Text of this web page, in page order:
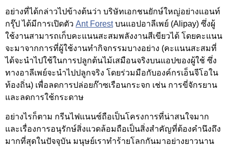
อย่างที่ได้กล่าวไปข้างต้นว่า บริษัทเอกชนยักษ์ใหญ่อย่างแอนท์
กรุ๊ป ได้มีการเปิดตัว Ant Forestบนแอปอาลีเพย์ (Alipay) ซึ่งผู้
ใช้งานสามารถเก็บคะแนนสะสมพลังงานสีเขียวได้ โดยคะแนน
จะมาจากการที่ผู้ใช้งานทำกิจกรรมบางอย่าง (คะแนนสะสมที่
ได้จะนำไปใช้ในการปลูกต้นไม้เสมือนจริงบนแอปของผู้ใช้ ซึ่ง
ทางอาลีเพย์จะนำไปปลูกจริง โดยร่วมมือกับองค์กรเอ็นจีโอใน
ท้องถิ่น) เพื่อลดการปล่อยก๊าซเรือนกระจก เช่น การขี่จักรยาน
และลดการใช้กระดาษ
อย่างไรก็ตาม กรีนไฟแนนซ์ถือเป็นโครงการที่น่าสนใจมาก
และเรื่องการอนุรักษ์สิ่งแวดล้อมถือเป็นสิ่งสำคัญที่ต้องคำนึงถึง
มากที่สุดในปัจจุบัน มนุษย์เราทำร้ายโลกกันมาอย่างยาวนาน